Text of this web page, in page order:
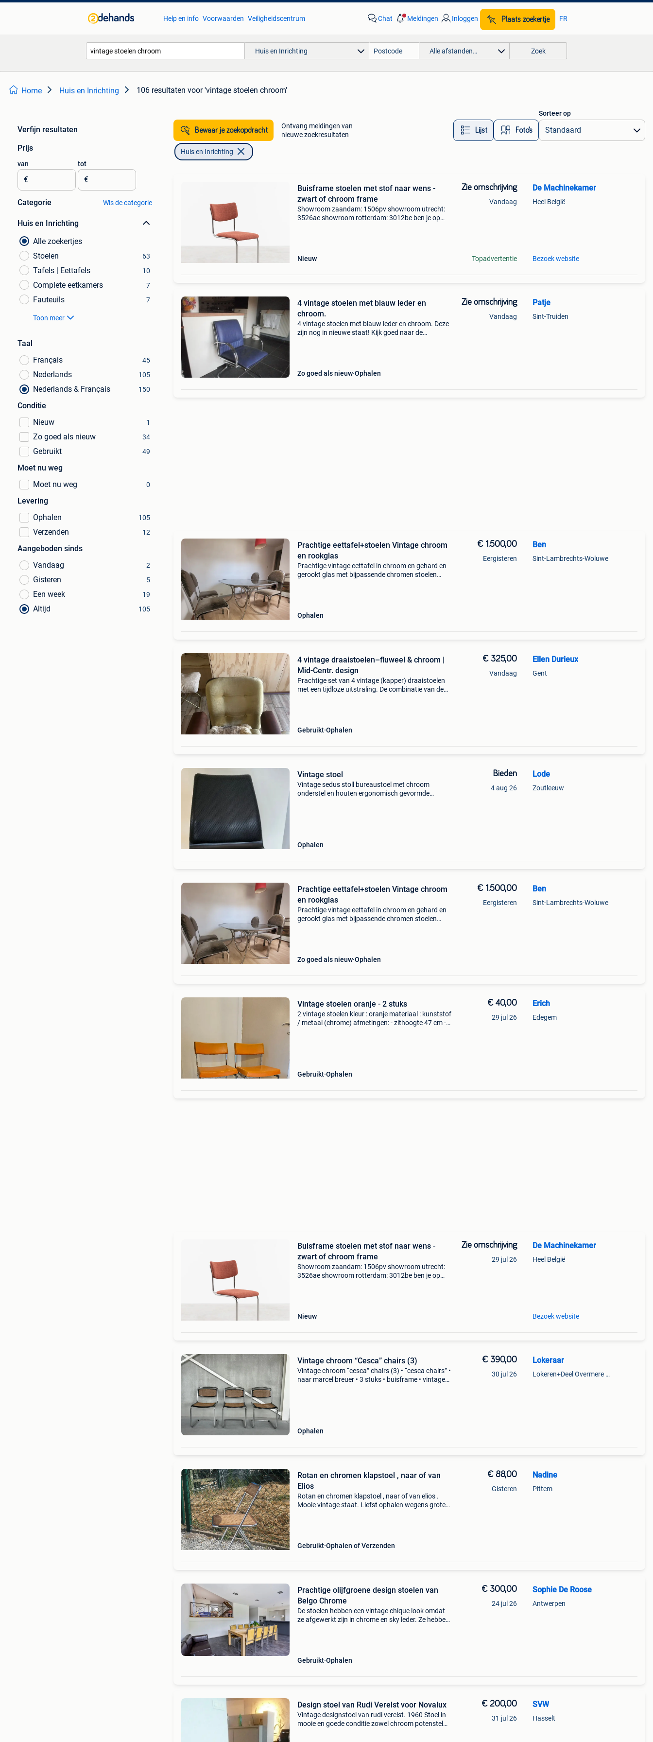
Help en info Voorwaarden Veiligheidscentrum Chat Meldingen Inloggen Plaats zoekertje FR
Huis en Inrichting Alle afstanden… Zoek
Home Huis en Inrichting 106 resultaten voor 'vintage stoelen chroom'
Verfijn resultaten
Prijs
van
€
tot
€
Categorie Wis de categorie
Huis en Inrichting
Alle zoekertjes
Stoelen
63
Tafels | Eettafels 10
Complete eetkamers 7
Fauteuils 7
Toon meer
Taal
Français
45
Nederlands 105
Nederlands & Français 150
Conditie
Nieuw
1
Zo goed als nieuw 34
Gebruikt 49
Moet nu weg
Moet nu weg
0
Levering
Ophalen
105
Verzenden 12
Aangeboden sinds
Vandaag
2
Gisteren 5
Een week 19
Altijd 105
Bewaar je zoekopdracht
Ontvang meldingen van
nieuwe zoekresultaten
Lijst Foto’s
Sorteer op
Huis en Inrichting
Buisframe stoelen met stof naar wens -
zwart of chroom frame
Showroom zaandam: 1506pv showroom utrecht:
3526ae showroom rotterdam: 3012be ben je op
Nieuw
Zie omschrijving
Vandaag
Topadvertentie
De Machinekamer
Heel België
Bezoek website
4 vintage stoelen met blauw leder en
chroom.
4 vintage stoelen met blauw leder en chroom. Deze
zijn nog in nieuwe staat! Kijk goed naar de
Zo goed als nieuw Ophalen
Zie omschrijving
Vandaag
Patje
Sint-Truiden
Prachtige eettafel+stoelen Vintage chroom
en rookglas
Prachtige vintage eettafel in chroom en gehard en
gerookt glas met bijpassende chromen stoelen
Ophalen
€ 1.500,00
Eergisteren
Ben
Sint-Lambrechts-Woluwe
4 vintage draaistoelen–fluweel & chroom |
Mid-Centr. design
Prachtige set van 4 vintage (kapper) draaistoelen
met een tijdloze uitstraling. De combinatie van de
Gebruikt Ophalen
€ 325,00
Vandaag
Ellen Durieux
Gent
Vintage stoel
Vintage sedus stoll bureaustoel met chroom
onderstel en houten ergonomisch gevormde
Ophalen
Bieden
4 aug 26
Lode
Zoutleeuw
Prachtige eettafel+stoelen Vintage chroom
en rookglas
Prachtige vintage eettafel in chroom en gehard en
gerookt glas met bijpassende chromen stoelen
Zo goed als nieuw Ophalen
€ 1.500,00
Eergisteren
Ben
Sint-Lambrechts-Woluwe
Vintage stoelen oranje - 2 stuks
2 vintage stoelen kleur : oranje materiaal : kunststof
/ metaal (chrome) afmetingen: - zithoogte 47 cm -
Gebruikt Ophalen
€ 40,00
29 jul 26
Erich
Edegem
Buisframe stoelen met stof naar wens -
zwart of chroom frame
Showroom zaandam: 1506pv showroom utrecht:
3526ae showroom rotterdam: 3012be ben je op
Nieuw
Zie omschrijving
29 jul 26
De Machinekamer
Heel België
Bezoek website
Vintage chroom “Cesca” chairs (3)
Vintage chroom “cesca” chairs (3) • “cesca chairs” •
naar marcel breuer • 3 stuks • buisframe • vintage
Ophalen
€ 390,00
30 jul 26
Lokeraar
Lokeren+Deel Overmere En Zele
Rotan en chromen klapstoel , naar of van
Elios
Rotan en chromen klapstoel , naar of van elios .
Mooie vintage staat. Liefst ophalen wegens grote.
Gebruikt Ophalen of Verzenden
€ 88,00
Gisteren
Nadine
Pittem
Prachtige olijfgroene design stoelen van
Belgo Chrome
De stoelen hebben een vintage chique look omdat
ze afgewerkt zijn in chrome en sky leder. Ze hebben
Gebruikt Ophalen
€ 300,00
24 jul 26
Sophie De Roose
Antwerpen
Design stoel van Rudi Verelst voor Novalux
Vintage designstoel van rudi verelst. 1960 Stoel in
mooie en goede conditie zowel chroom potenstel
€ 200,00
31 jul 26
SVW
Hasselt